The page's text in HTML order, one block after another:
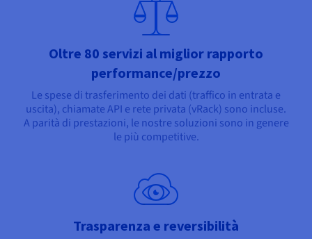
Oltre 80 servizi al miglior rapporto
performance/prezzo
Le spese di trasferimento dei dati (traffico in entrata e
uscita), chiamate API e rete privata (vRack) sono incluse.
A parità di prestazioni, le nostre soluzioni sono in genere
le più competitive.
Trasparenza e reversibilità